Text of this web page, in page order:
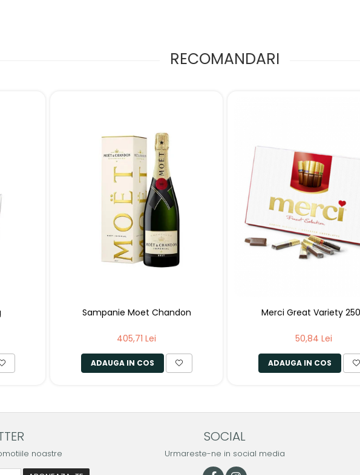
RECOMANDARI
Sampanie Moet Chandon
405,71 Lei
ADAUGA IN COS
Merci Great Variety
50,84 Lei
ADAUGA IN COS
noastre
SOCIAL
Urmareste-ne in social media